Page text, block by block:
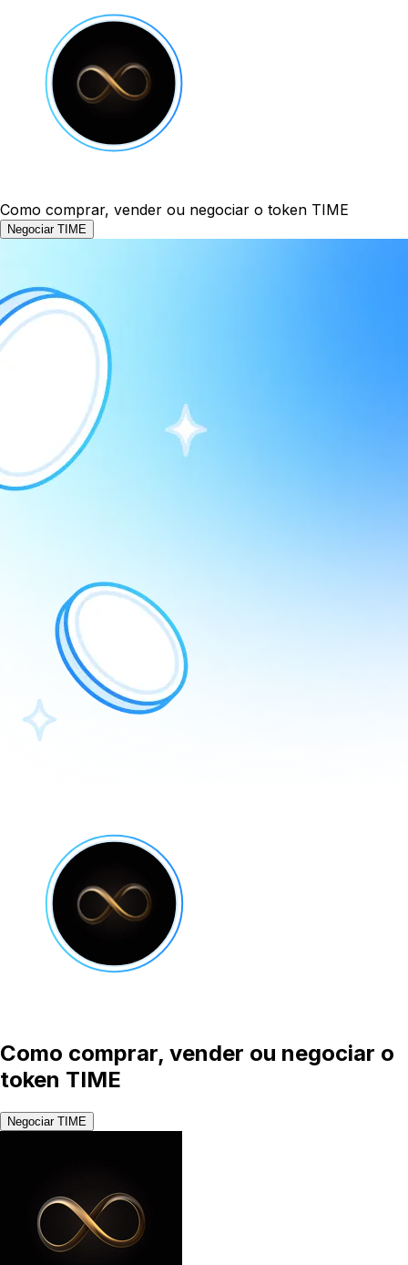
Como comprar, vender ou negociar o token TIME
Negociar TIME
Como comprar, vender ou negociar o
token TIME
Negociar TIME